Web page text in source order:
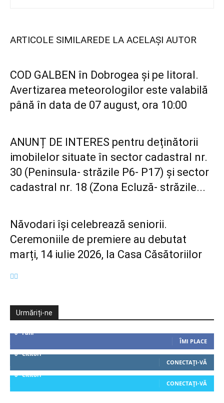
ARTICOLE SIMILAREDE LA ACELAȘI AUTOR
COD GALBEN în Dobrogea și pe litoral.
Avertizarea meteorologilor este valabilă
până în data de 07 august, ora 10:00
ANUNȚ DE INTERES pentru deținătorii
imobilelor situate în sector cadastral nr.
30 (Peninsula- străzile P6- P17) și sector
cadastral nr. 18 (Zona Ecluză- străzile...
Năvodari își celebrează seniorii.
Ceremoniile de premiere au debutat
marți, 14 iulie 2026, la Casa Căsătoriilor
Urmăriți-ne
0 Fani
ÎMI PLACE
0 Cititori
CONECTAȚI-VĂ
0 Cititori
CONECTAȚI-VĂ